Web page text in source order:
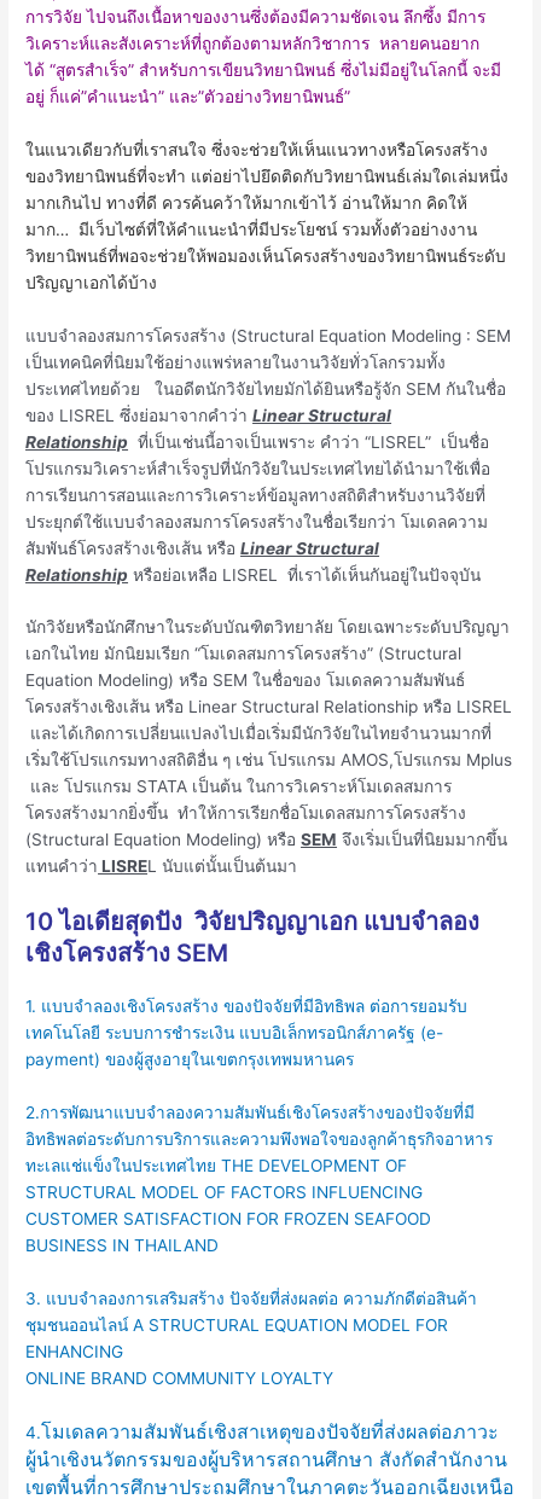
การวิจัย ไปจนถึงเนื้อหาของงานซึ่งต้องมีความชัดเจน ลึกซึ้ง มีการ
วิเคราะห์และสังเคราะห์ที่ถูกต้องตามหลักวิชาการ หลายคนอยาก
ได้ “สูตรสำเร็จ” สำหรับการเขียนวิทยานิพนธ์ ซึ่งไม่มีอยู่ในโลกนี้ จะมี
อยู่ ก็แค่”คำแนะนำ” และ”ตัวอย่างวิทยานิพนธ์”
ในแนวเดียวกับที่เราสนใจ ซึ่งจะช่วยให้เห็นแนวทางหรือโครงสร้าง
ของวิทยานิพนธ์ที่จะทำ แต่อย่าไปยึดติดกับวิทยานิพนธ์เล่มใดเล่มหนึ่ง
มากเกินไป ทางที่ดี ควรค้นคว้าให้มากเข้าไว้ อ่านให้มาก คิดให้
มาก… มีเว็บไซต์ที่ให้คำแนะนำที่มีประโยชน์ รวมทั้งตัวอย่างงาน
วิทยานิพนธ์ที่พอจะช่วยให้พอมองเห็นโครงสร้างของวิทยานิพนธ์ระดับ
ปริญญาเอกได้บ้าง
แบบจำลองสมการโครงสร้าง (Structural Equation Modeling : SEM
เป็นเทคนิคที่นิยมใช้อย่างแพร่หลายในงานวิจัยทั่วโลกรวมทั้ง
ประเทศไทยด้วย ในอดีตนักวิจัยไทยมักได้ยินหรือรู้จัก SEM กันในชื่อ
ของ LISREL ซึ่งย่อมาจากคำว่าLinear Structural
Relationship ที่เป็นเช่นนี้อาจเป็นเพราะ คำว่า “LISREL” เป็นชื่อ
โปรแกรมวิเคราะห์สำเร็จรูปที่นักวิจัยในประเทศไทยได้นำมาใช้เพื่อ
การเรียนการสอนและการวิเคราะห์ข้อมูลทางสถิติสำหรับงานวิจัยที่
ประยุกต์ใช้แบบจำลองสมการโครงสร้างในชื่อเรียกว่า โมเดลความ
สัมพันธ์โครงสร้างเชิงเส้น หรือLinear Structural
Relationship หรือย่อเหลือ LISREL ที่เราได้เห็นกันอยู่ในปัจจุบัน
นักวิจัยหรือนักศึกษาในระดับบัณฑิตวิทยาลัย โดยเฉพาะระดับปริญญา
เอกในไทย มักนิยมเรียก “โมเดลสมการโครงสร้าง” (Structural
Equation Modeling) หรือ SEM ในชื่อของ โมเดลความสัมพันธ์
โครงสร้างเชิงเส้น หรือ Linear Structural Relationship หรือ LISREL
และได้เกิดการเปลี่ยนแปลงไปเมื่อเริ่มมีนักวิจัยในไทยจำนวนมากที่
เริ่มใช้โปรแกรมทางสถิติอื่น ๆ เช่น โปรแกรม AMOS,โปรแกรม Mplus
และ โปรแกรม STATA เป็นต้น ในการวิเคราะห์โมเดลสมการ
โครงสร้างมากยิ่งขึ้น ทำให้การเรียกชื่อโมเดลสมการโครงสร้าง
(Structural Equation Modeling) หรือSEM จึงเริ่มเป็นที่นิยมมากขึ้น
แทนคำว่า LISREL นับแต่นั้นเป็นต้นมา
10 ไอเดียสุดปัง วิจัยปริญญาเอก แบบจำลอง
เชิงโครงสร้าง SEM
1. แบบจำลองเชิงโครงสร้าง ของปัจจัยที่มีอิทธิพล ต่อการยอมรับ
เทคโนโลยี ระบบการชำระเงิน แบบอิเล็กทรอนิกส์ภาครัฐ (e-
payment) ของผู้สูงอายุในเขตกรุงเทพมหานคร
2.การพัฒนาแบบจำลองความสัมพันธ์เชิงโครงสร้างของปัจจัยที่มี
อิทธิพลต่อระดับการบริการและความพึงพอใจของลูกค้าธุรกิจอาหาร
ทะเลแช่แข็งในประเทศไทย THE DEVELOPMENT OF
STRUCTURAL MODEL OF FACTORS INFLUENCING
CUSTOMER SATISFACTION FOR FROZEN SEAFOOD
BUSINESS IN THAILAND
3. แบบจำลองการเสริมสร้าง ปัจจัยที่ส่งผลต่อ ความภักดีต่อสินค้า
ชุมชนออนไลน์ A STRUCTURAL EQUATION MODEL FOR
ENHANCING
ONLINE BRAND COMMUNITY LOYALTY
4.โมเดลความสัมพันธ์เชิงสาเหตุของปัจจัยที่ส่งผลต่อภาวะ
ผู้นำเชิงนวัตกรรมของผู้บริหารสถานศึกษา สังกัดสำนักงาน
เขตพื้นที่การศึกษาประถมศึกษาในภาคตะวันออกเฉียงเหนือ